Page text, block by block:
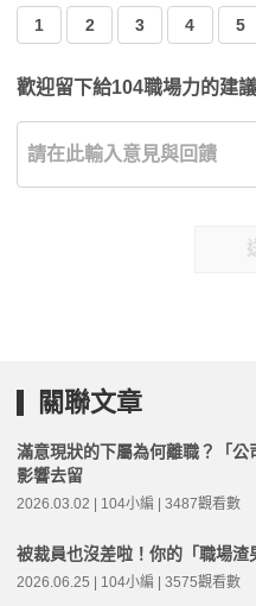
1 2 3 4 5
歡迎留下給104職場力的建
關聯文章
滿意現狀的下屬為何離職？「公
影響去留
2026.03.02 | 104小編 | 3487觀看數
被裁員也沒差啦！你的「職場渣
2026.06.25 | 104小編 | 3575觀看數